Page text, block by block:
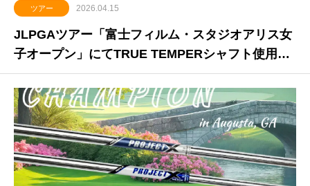
ツアー 2026.04.15
JLPGAツアー「富士フィルム・スタジオアリス女
子オープン」にてTRUE TEMPERシャフト使用の
ウー・チャイエン選手が今季初勝利